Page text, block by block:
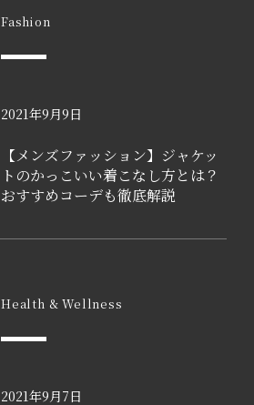
Fashion
2021年9月9日
【メンズファッション】ジャケッ
トのかっこいい着こなし方とは？
おすすめコーデも徹底解説
Health & Wellness
2021年9月7日